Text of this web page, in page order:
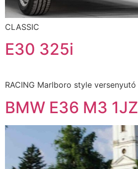
CLASSIC
E30 325i
RACING Marlboro style versenyutó
BMW E36 M3 1JZ